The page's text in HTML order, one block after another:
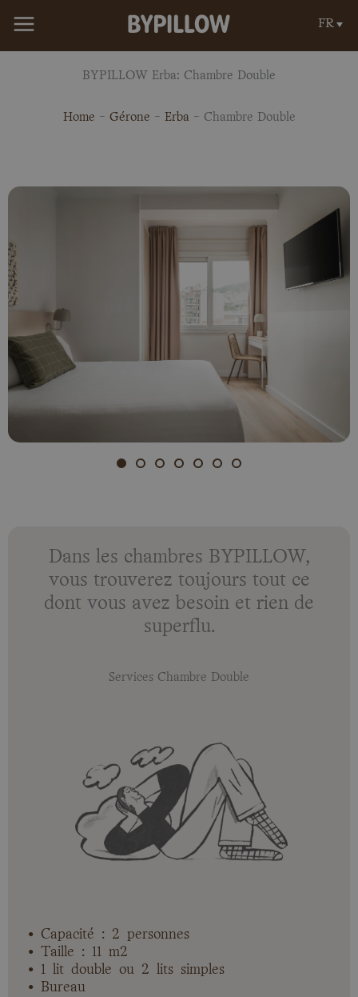
FR
BYPILLOW Erba: Chambre Double
Home - Gérone - Erba- Chambre Double
Dans les chambres BYPILLOW,
vous trouverez toujours tout ce
dont vous avez besoin et rien de
superflu.
Services Chambre Double
• Capacité : 2 personnes
• Taille : 11 m2
• 1 lit double ou 2 lits simples
• Bureau